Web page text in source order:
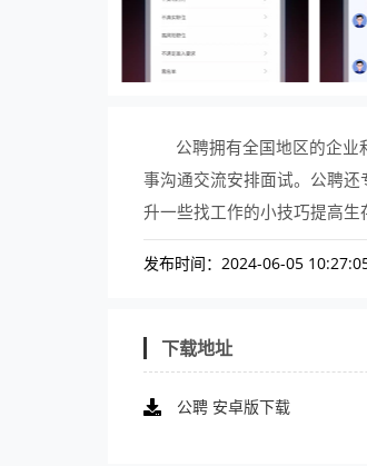
公聘拥有全国地区的企
事沟通交流安排面试。公聘
升一些找工作的小技巧提高生
发布时间：2024-06-05
下载地址
公聘 安卓版下载